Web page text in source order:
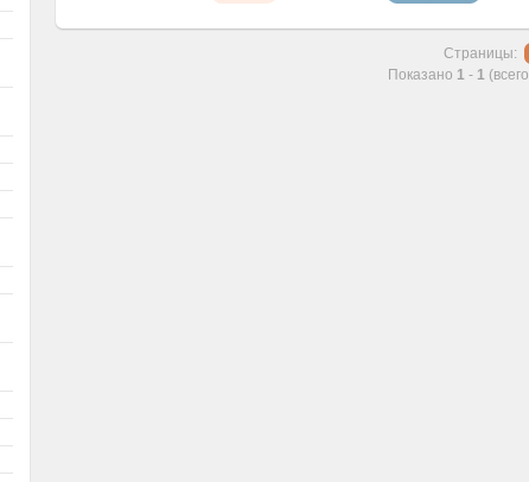
Страницы:
Показано 1- 1(всего